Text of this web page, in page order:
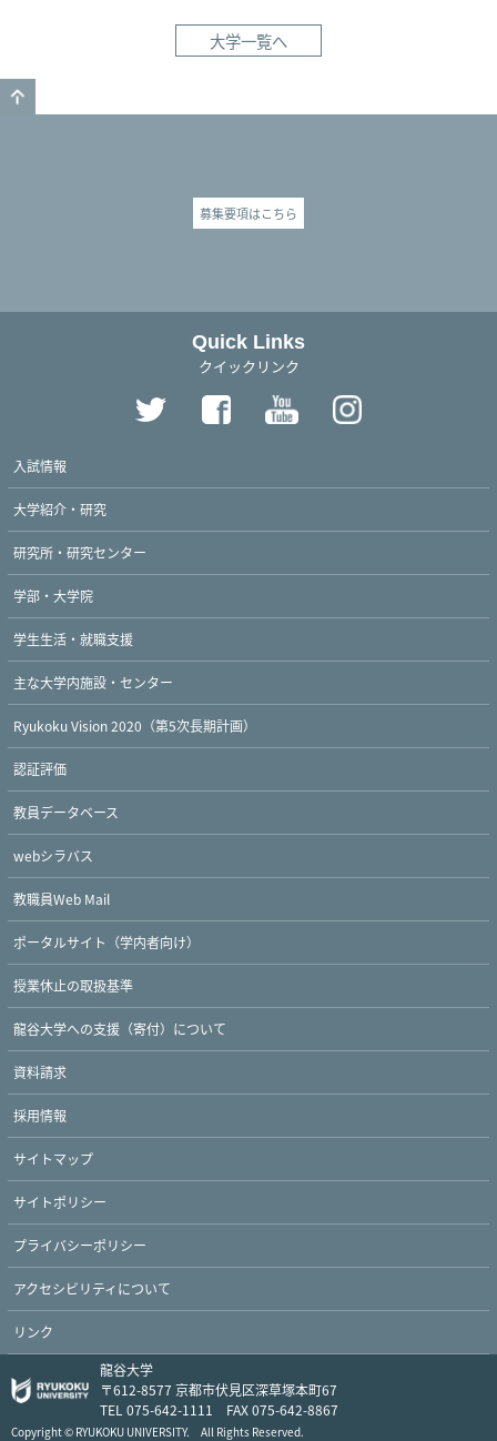
大学一覧へ
募集要項はこちら
Quick Links
クイックリンク
Twitter FacebookYouTube
入試情報
大学紹介・研究
研究所・研究センター
学部・大学院
学生生活・就職支援
主な大学内施設・センター
Ryukoku Vision 2020（第5次長期計画）
認証評価
教員データベース
webシラバス
教職員Web Mail
ポータルサイト（学内者向け）
授業休止の取扱基準
龍谷大学への支援（寄付）について
資料請求
採用情報
サイトマップ
サイトポリシー
プライバシーポリシー
アクセシビリティについて
リンク
Copyright © RYUKOKU UNIVERSITY. All Rights Reserved.
龍谷大学
〒612-8577 京都市伏見区深草塚本町67
TEL 075-642-1111 FAX 075-642-8867